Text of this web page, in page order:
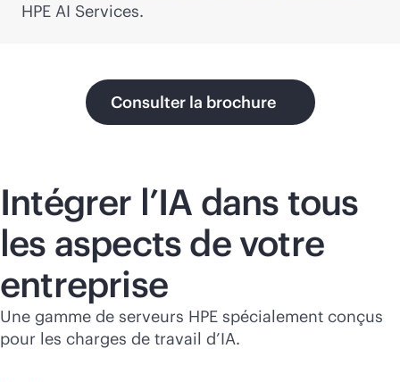
HPE AI Services.
Consulter la brochure
Intégrer l’IA dans tous
les aspects de votre
entreprise
Une gamme de serveurs HPE spécialement conçus
pour les charges de travail d’IA.